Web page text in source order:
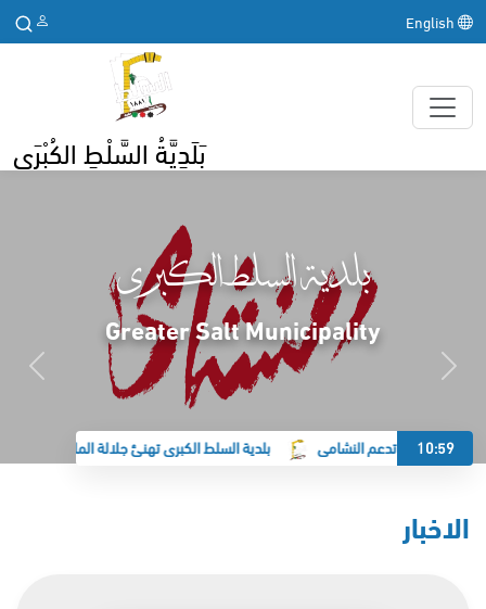
بَلَدِيَّةُ السَّلْطِ الكُبْرَى
بلدية السلط الكبرى
Greater Salt Municipality
10:59
الكبرى تدعم النشامى بلدية السلط الكبرى تهنئ جلالة الملك وولي
الاخبار